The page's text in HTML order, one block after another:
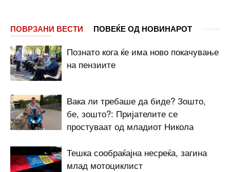
ПОВРЗАНИ ВЕСТИ ПОВЕЌЕ ОД НОВИНАРОТ
Познато кога ќе има ново покачување
на пензиите
Вака ли требаше да биде? Зошто,
бе, зошто?: Пријателите се
простуваат од младиот Никола
Тешка сообраќајна несреќа, загина
млад мотоциклист